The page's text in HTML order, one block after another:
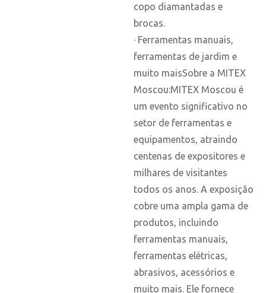
copo diamantadas e
brocas.
· Ferramentas manuais,
ferramentas de jardim e
muito maisSobre a MITEX
Moscou:MITEX Moscou é
um evento significativo no
setor de ferramentas e
equipamentos, atraindo
centenas de expositores e
milhares de visitantes
todos os anos. A exposição
cobre uma ampla gama de
produtos, incluindo
ferramentas manuais,
ferramentas elétricas,
abrasivos, acessórios e
muito mais. Ele fornece